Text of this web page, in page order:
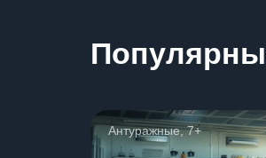
Антуражные, 7+